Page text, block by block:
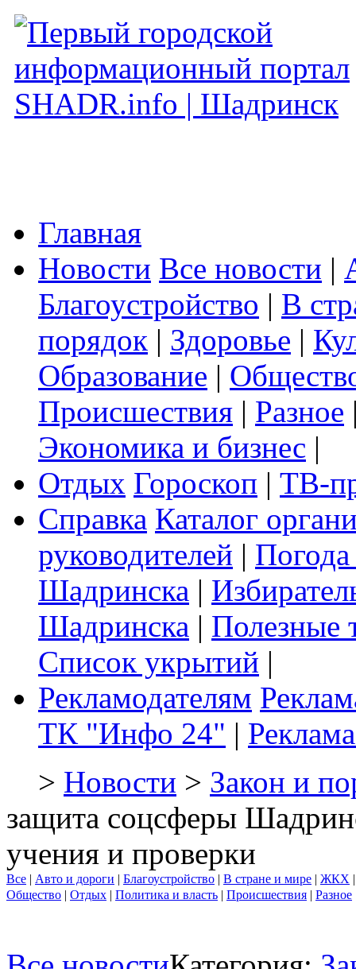
Главная
Новости Все новости |
Благоустройство | В
порядок | Здоровье |
Образование |
Происшествия | Разное
Экономика и бизнес |
Отдых Гороскоп | ТВ-
Справка Каталог
руководителей |
Шадринска |
Шадринска | Полезные
Список укрытий |
Рекламодателям
ТК "Инфо 24" |
> Новости > Закон и
защита соцсферы
учения и проверки
Все | Авто и дороги | Благоустройство | В стране и мире | ЖКХ
Общество | Отдых | Политика и власть | Происшествия | Разное